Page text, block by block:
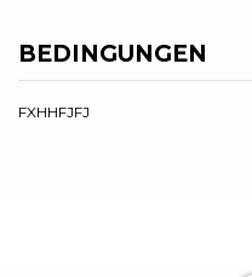
BEDINGUNGEN
FXHHFJFJ